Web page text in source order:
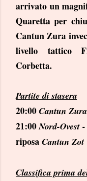
arrivato un
Quaretta per
Cantun Zura
livello tattico
Corbetta.
Partite di stasera
20:00 Cantun Zura
21:00Nord-Ovest -
riposa Cantun Zot
Classifica prima